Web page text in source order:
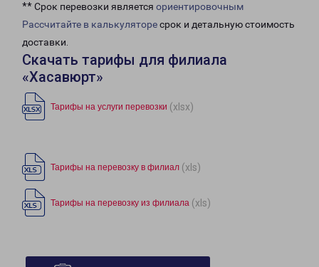
** Срок перевозки является ориентировочным
Рассчитайте в калькуляторесрок и детальную стоимость
доставки.
Скачать тарифы для филиала
«Хасавюрт»
Тарифы на услуги перевозки (xlsx)
Тарифы на перевозку в филиал (xls)
Тарифы на перевозку из филиала (xls)